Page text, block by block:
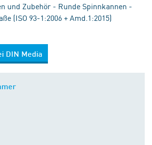
und Zubehör - Runde Spinnkannen -
(ISO 93-1:2006 + Amd.1:2015)
Media
DIN Media